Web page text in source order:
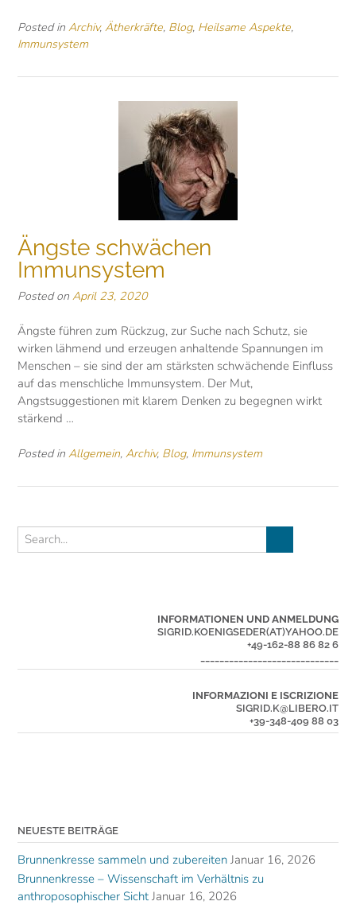
Posted in Archiv, Ätherkräfte, Blog, Heilsame Aspekte,
Immunsystem
Ängste schwächen
Immunsystem
Posted on April 23, 2020
Ängste führen zum Rückzug, zur Suche nach Schutz, sie
wirken lähmend und erzeugen anhaltende Spannungen im
Menschen – sie sind der am stärksten schwächende Einfluss
auf das menschliche Immunsystem. Der Mut,
Angstsuggestionen mit klarem Denken zu begegnen wirkt
stärkend …
Posted in Allgemein, Archiv, Blog, Immunsystem
INFORMATIONEN UND ANMELDUNG
SIGRID.KOENIGSEDER(AT)YAHOO.DE
+49-162-88 86 82 6
INFORMAZIONI E ISCRIZIONE
SIGRID.K@LIBERO.IT
+39-348-409 88 03
NEUESTE BEITRÄGE
Brunnenkresse sammeln und zubereiten Januar 16, 2026
Brunnenkresse – Wissenschaft im Verhältnis zu
anthroposophischer Sicht Januar 16, 2026